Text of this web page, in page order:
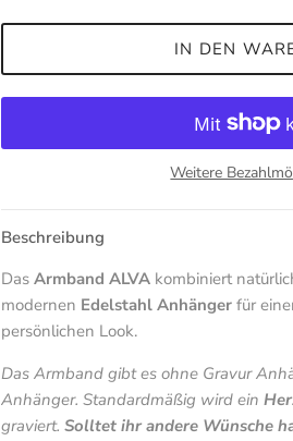
IN DEN
Weitere
Beschreibung
Das Armband ALVAkombiniert
modernen Edelstahl Anhängerfür
persönlichen Look.
Das Armband gibt es ohne Gravur
Anhänger. Standardmäßig wird ein
graviert. Solltet ihr andere Wünsche